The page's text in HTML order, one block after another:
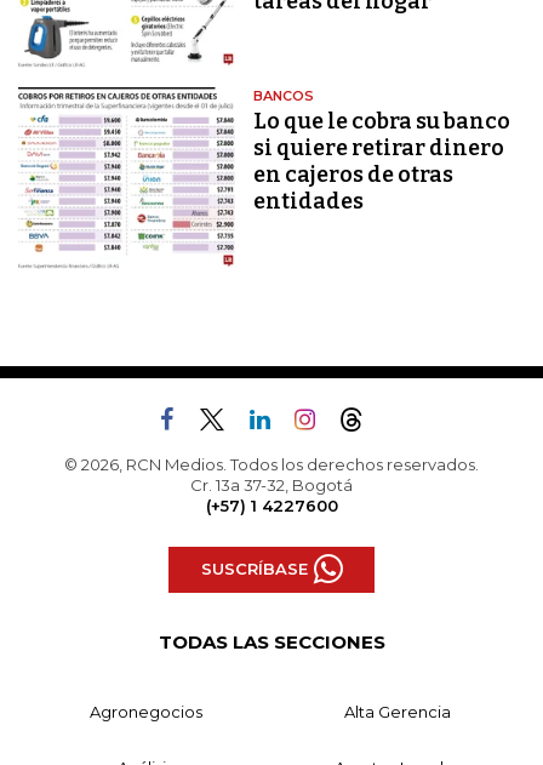
BANCOS
Lo que le cobra su banco
si quiere retirar dinero
en cajeros de otras
entidades
© 2026, RCN Medios. Todos los derechos reservados.
Cr. 13a 37-32, Bogotá
(+57) 1 4227600
SUSCRÍBASE
TODAS LAS SECCIONES
Agronegocios Alta Gerencia